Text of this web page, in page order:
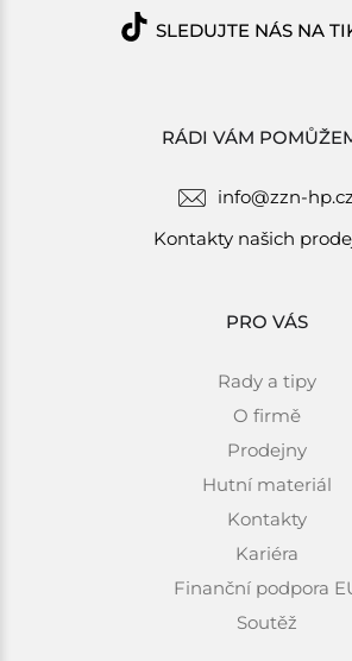
RÁDI VÁM
info@zzn-hp.cz
Kontakty našich
PRO VÁS
Rady a tipy
O firmě
Prodejny
Hutní materiál
Kontakty
Kariéra
Finanční podpora
Soutěž
SLEDUJTE NÁS NA